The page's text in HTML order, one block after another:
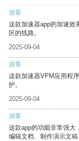
游客
这款加速器app的加速效
区的线路。
2025-09-04
游客
这款加速器VPM应用程
护。
2025-09-04
游客
这款app的功能非常强大
编辑文档、制作演示文稿